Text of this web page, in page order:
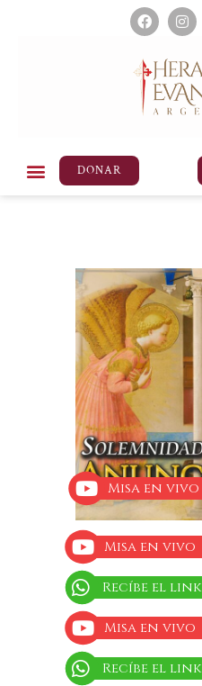
DONAR
Misa en vivo
Misa en vivo
Recíbe el link
Misa en vivo
Recíbe el link